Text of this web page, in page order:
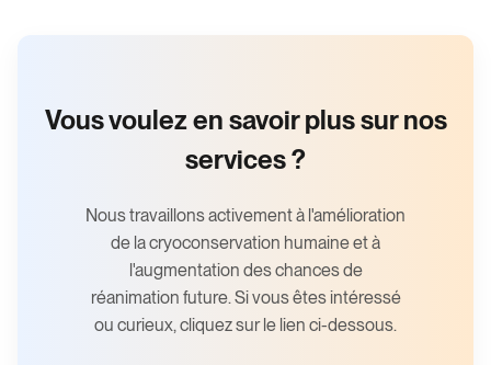
Vous voulez en savoir plus sur nos
services ?
Nous travaillons activement à l'amélioration
de la cryoconservation humaine et à
l'augmentation des chances de
réanimation future. Si vous êtes intéressé
ou curieux, cliquez sur le lien ci-dessous.